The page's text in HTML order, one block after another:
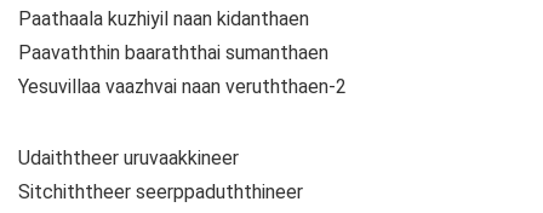
Paathaala kuzhiyil naan kidanthaen
Paavaththin baaraththai sumanthaen
Yesuvillaa vaazhvai naan veruththaen-2
Udaiththeer uruvaakkineer
Sitchiththeer seerppaduththineer